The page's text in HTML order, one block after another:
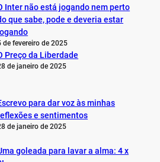
Inter não está jogando nem perto
que sabe, pode e deveria estar
de fevereiro de 2025
Preço da Liberdade
de janeiro de 2025
para dar voz às minhas
e sentimentos
de janeiro de 2025
goleada para lavar a alma: 4 x